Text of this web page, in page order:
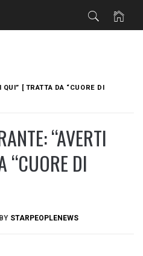
[ TRATTA DA “CUORE DI
“AVERTI
“CUORE DI
BY STARPEOPLENEWS